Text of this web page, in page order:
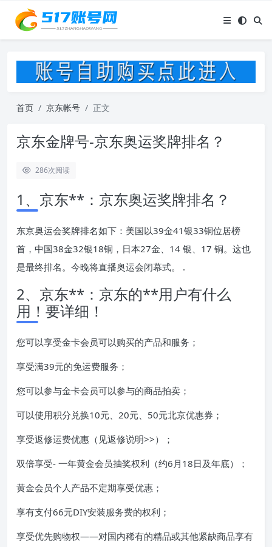
首页 京东帐号 正文
京东金牌号-京东奥运奖牌排名？
286次阅读
1、京东**：京东奥运奖牌排名？
东京奥运会奖牌排名如下：美国以39金41银33铜位居榜
首，中国38金32银18铜，日本27金、14 银、17 铜。这也
是最终排名。今晚将直播奥运会闭幕式。 .
2、京东**：京东的**用户有什么
用！要详细！
您可以享受金卡会员可以购买的产品和服务；
享受满39元的免运费服务；
您可以参与金卡会员可以参与的商品拍卖；
可以使用积分兑换10元、20元、50元北京优惠券；
享受返修运费优惠（见返修说明>>）；
双倍享受- 一年黄金会员抽奖权利（约6月18日及年底）；
黄金会员个人产品不定期享受优惠；
享有支付66元DIY安装服务费的权利；
享受优先购物权——对国内稀有的精品或其他紧缺商品享有